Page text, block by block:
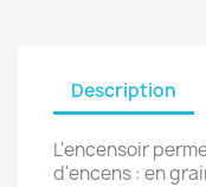
Description
L'encensoir
d'encens : en